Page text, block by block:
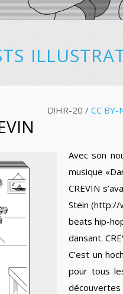
D!HR-20 /CC BY-
Avec son
musique
CREVIN
Stein (http://
beats hip-
dansant.
C’est un
pour tous